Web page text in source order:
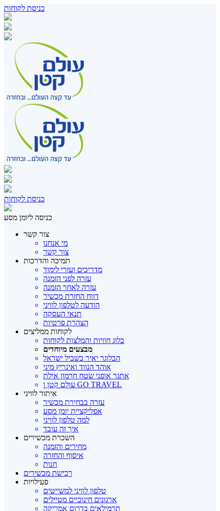
כניסת לקוחות
כניסת לקוחות
כניסה ליומן מסע
צור קשר
מי אנחנו
צור קשר
תמיכה והדרכות
מדריכים ועזרי לימוד
עזרה לפני הזמנה
עזרה לאחר הזמנה
דווח החזרת מכשיר
הודעה לטלפון לוויני
תנאי העסקה
הצהרת פרטיות
לקוחות ממליצים
בלוג חוויות והמלצות לקוחות
מבצעים מיוחדים
הבלוגר יאיר בשביל ישראל
אוהד הנווד ואינריץ מיני
אתגר אופני שטח חרמון אילת
עולם קטן ו GO TRAVEL
איתור לוויני
עזרה בבחירת מכשיר
אפליקציית יומן מסע
למה טלפון לוויני
איך זה עובד
השכרת מכשירים
מחירים והזמנה
איסוף והחזרה
חנות
רכישת מכשירים
פעילויות
טלפון לוויני למשייטים
ארגונים חינוכיים מטיילים
תרמילאים בדרום אמריקה